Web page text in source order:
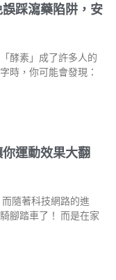
踩瀉藥陷阱，安
酵素」成了許多人的
時，你可能會發現：
運動效果大翻
而隨著科技網路的進
腳踏車了！ 而是在家